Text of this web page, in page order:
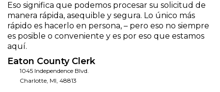
Eso significa que podemos procesar su solicitud de
manera rápida, asequible y segura. Lo único más
rápido es hacerlo en persona, – pero eso no siempre
es posible o conveniente y es por eso que estamos
aquí.
Eaton County Clerk
1045 Independence Blvd.
Charlotte, MI, 48813